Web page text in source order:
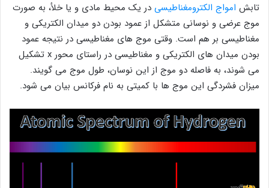
تابش امواج الکترومغناطیسی در یک محیط مادی و یا خلأ، به صورت
موج عرضی و نوسانی متشکل از عمود بودن دو میدان الکتریکی و
مغناطیسی بر هم است. وقتی موج های مغناطیسی در نتیجه عمود
بودن میدان های الکتریکی و مغناطیسی در راستای محور x تشکیل
می شوند، به فاصله دو موج از این نوسان، طول موج می گویند.
میزان فشردگی این موج ها با کمیتی به نام فرکانس بیان می شود.